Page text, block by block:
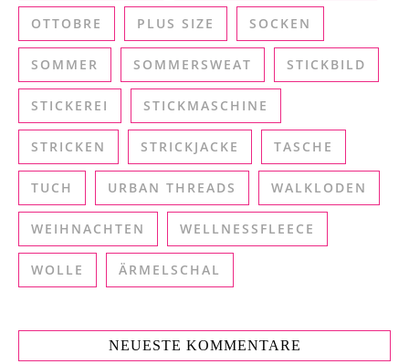
OTTOBRE PLUS SIZE SOCKEN
SOMMER SOMMERSWEAT STICKBILD
STICKEREI STICKMASCHINE
STRICKEN STRICKJACKE TASCHE
TUCH URBAN THREADS WALKLODEN
WEIHNACHTEN WELLNESSFLEECE
WOLLE ÄRMELSCHAL
NEUESTE KOMMENTARE